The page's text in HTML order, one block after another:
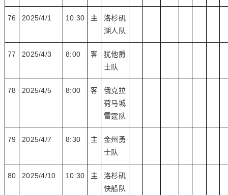
76 2025/4/1 10:30 主
洛杉矶
湖人队
77 2025/4/3 8:00 客
犹他爵
士队
78 2025/4/5 8:00 客
俄克拉
荷马城
雷霆队
79 2025/4/7 8:30 主
金州勇
士队
80 2025/4/10 10:30 主
洛杉矶
快船队